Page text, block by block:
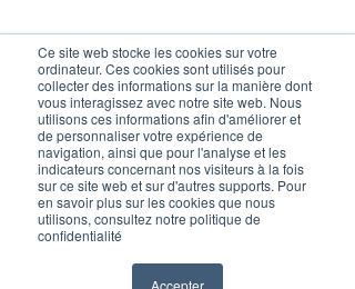
Ce site web stocke les cookies sur votre
ordinateur. Ces cookies sont utilisés pour
collecter des informations sur la manière dont
vous interagissez avec notre site web. Nous
utilisons ces informations afin d'améliorer et
de personnaliser votre expérience de
navigation, ainsi que pour l'analyse et les
indicateurs concernant nos visiteurs à la fois
sur ce site web et sur d'autres supports. Pour
en savoir plus sur les cookies que nous
utilisons, consultez notre politique de
confidentialité
Accepter